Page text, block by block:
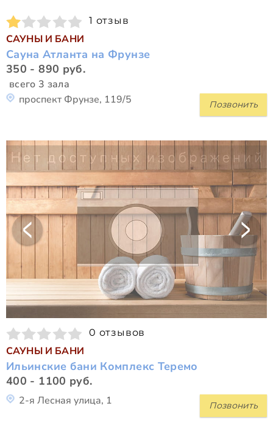
1 отзыв
САУНЫ И БАНИ
Сауна Атланта на Фрунзе
350 - 890 руб.
всего 3 зала
Позвонить
проспект Фрунзе, 119/5
0 отзывов
САУНЫ И БАНИ
Ильинские бани Комплекс Теремо
400 - 1100 руб.
Позвонить
2-я Лесная улица, 1